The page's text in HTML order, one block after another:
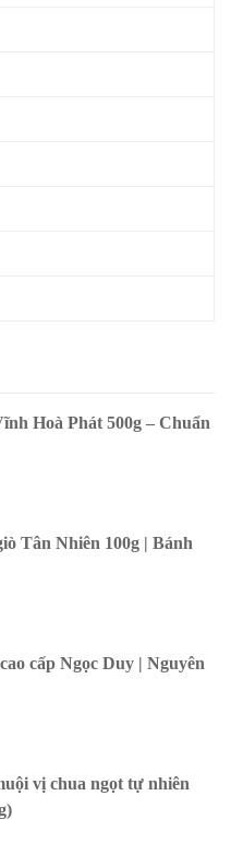
Hoà Phát 500g – Chuẩn
Tân Nhiên 100g | Bánh
cấp Ngọc Duy | Nguyên
vị chua ngọt tự nhiên